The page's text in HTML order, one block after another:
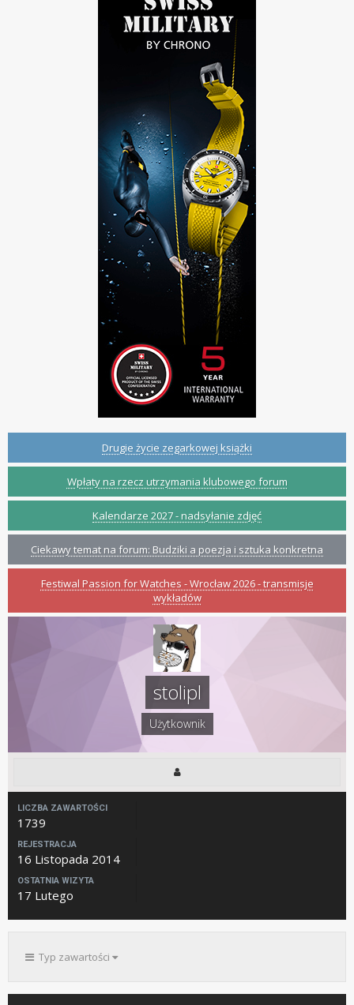
Drugie życie zegarkowej książki
Wpłaty na rzecz utrzymania klubowego forum
Kalendarze 2027 - nadsyłanie zdjęć
Ciekawy temat na forum: Budziki a poezja i sztuka konkretna
Festiwal Passion for Watches - Wrocław 2026 - transmisje
wykładów
stolipl
Użytkownik
LICZBA ZAWARTOŚCI
1739
REJESTRACJA
16 Listopada 2014
OSTATNIA WIZYTA
17 Lutego
Typ zawartości